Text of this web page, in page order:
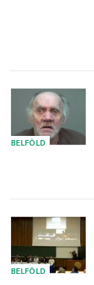
BELFÖLD
BELFÖLD